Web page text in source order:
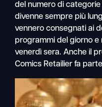
del numero di
divenne sempre più
vennero consegnati ai
programmi del giorno e
venerdì sera. Anche il
Comics Retailier fa